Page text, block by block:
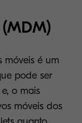
móveis é um
pode ser
o mais
móveis dos